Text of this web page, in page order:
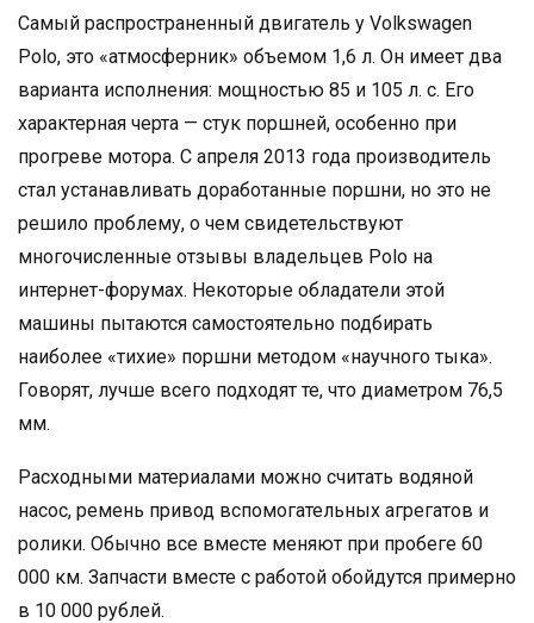
Самый распространенный двигатель у Volkswagen
Polo, это «атмосферник» объемом 1,6 л. Он имеет два
варианта исполнения: мощностью 85 и 105 л. с. Его
характерная черта — стук поршней, особенно при
прогреве мотора. С апреля 2013 года производитель
стал устанавливать доработанные поршни, но это не
решило проблему, о чем свидетельствуют
многочисленные отзывы владельцев Polo на
интернет-форумах. Некоторые обладатели этой
машины пытаются самостоятельно подбирать
наиболее «тихие» поршни методом «научного тыка».
Говорят, лучше всего подходят те, что диаметром 76,5
мм.
Расходными материалами можно считать водяной
насос, ремень привод вспомогательных агрегатов и
ролики. Обычно все вместе меняют при пробеге 60
000 км. Запчасти вместе с работой обойдутся примерно
в 10 000 рублей.